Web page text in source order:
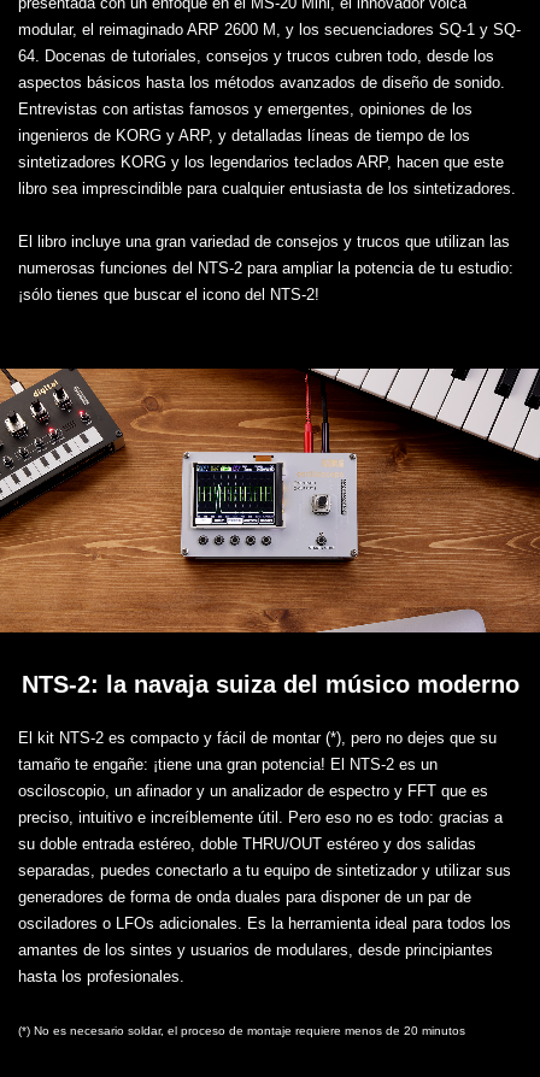
modular, el reimaginado ARP 2600 M, y los secuenciadores SQ-1 y SQ-
64. Docenas de tutoriales, consejos y trucos cubren todo, desde los
aspectos básicos hasta los métodos avanzados de diseño de sonido.
Entrevistas con artistas famosos y emergentes, opiniones de los
ingenieros de KORG y ARP, y detalladas líneas de tiempo de los
sintetizadores KORG y los legendarios teclados ARP, hacen que este
libro sea imprescindible para cualquier entusiasta de los sintetizadores.
El libro incluye una gran variedad de consejos y trucos que utilizan las
numerosas funciones del NTS-2 para ampliar la potencia de tu estudio:
¡sólo tienes que buscar el icono del NTS-2!
NTS-2: la navaja suiza del músico moderno
El kit NTS-2 es compacto y fácil de montar (*), pero no dejes que su
tamaño te engañe: ¡tiene una gran potencia! El NTS-2 es un
osciloscopio, un afinador y un analizador de espectro y FFT que es
preciso, intuitivo e increíblemente útil. Pero eso no es todo: gracias a
su doble entrada estéreo, doble THRU/OUT estéreo y dos salidas
separadas, puedes conectarlo a tu equipo de sintetizador y utilizar sus
generadores de forma de onda duales para disponer de un par de
osciladores o LFOs adicionales. Es la herramienta ideal para todos los
amantes de los sintes y usuarios de modulares, desde principiantes
hasta los profesionales.
(*) No es necesario soldar, el proceso de montaje requiere menos de 20 minutos